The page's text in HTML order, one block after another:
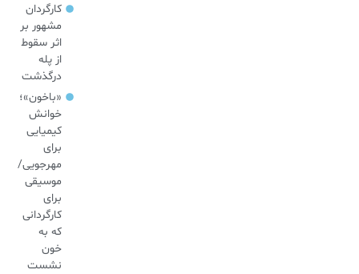
کارگردان
مشهور بر
اثر سقوط
از پله
درگذشت
«باخون»‌؛
خوانش
کیمیایی
برای
مهرجویی/
موسیقی
برای
کارگردانی
که به
خون
نشست